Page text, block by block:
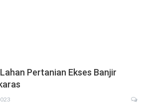
Pertanian Ekses Banjir